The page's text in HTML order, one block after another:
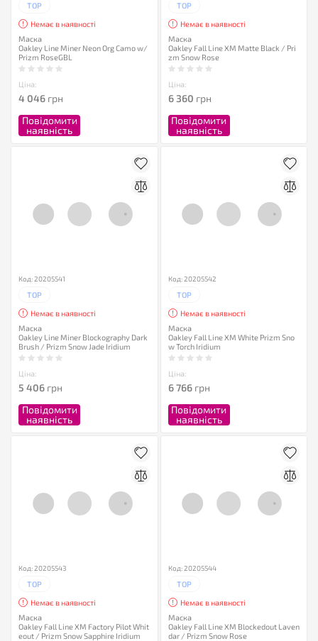
TOP
Немає в наявності
Маска
Oakley Line Miner Neon Org Camo w/
Prizm RoseGBL
Ціна:
4 046 грн
Повідомити
наявність
TOP
Немає в наявності
Маска
Oakley Fall Line XM Matte Black / Pri
zm Snow Rose
Ціна:
6 360 грн
Повідомити
наявність
Код: 20205541
TOP
Немає в наявності
Маска
Oakley Line Miner Blockography Dark
Brush / Prizm Snow Jade Iridium
Ціна:
5 406 грн
Повідомити
наявність
Код: 20205542
TOP
Немає в наявності
Маска
Oakley Fall Line XM White Prizm Sno
w Torch Iridium
Ціна:
6 766грн
Повідомити
наявність
Код: 20205543
TOP
Немає в наявності
Маска
Oakley Fall Line XM Factory Pilot Whit
eout / Prizm Snow Sapphire Iridium
Код: 20205544
TOP
Немає в наявності
Маска
Oakley Fall Line XM Blockedout Laven
dar / Prizm Snow Rose